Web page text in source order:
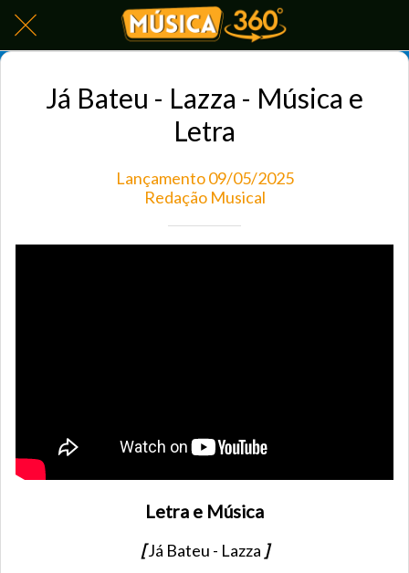
Já Bateu - Lazza - Música e
Letra
Lançamento 09/05/2025
Redação Musical
Letra e Música
[Já Bateu - Lazza ]